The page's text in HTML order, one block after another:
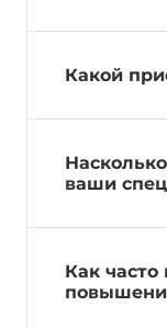
Какой
ваши
Как